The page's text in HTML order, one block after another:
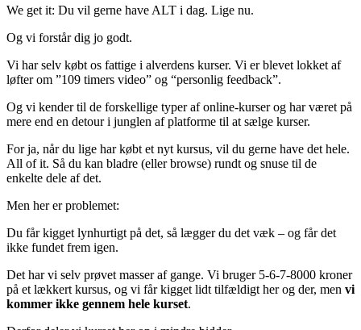
We get it: Du vil gerne have ALT i dag. Lige nu.
Og vi forstår dig jo godt.
Vi har selv købt os fattige i alverdens kurser. Vi er blevet lokket af
løfter om ”109 timers video” og “personlig feedback”.
Og vi kender til de forskellige typer af online-kurser og har været på
mere end en detour i junglen af platforme til at sælge kurser.
For ja, når du lige har købt et nyt kursus, vil du gerne have det hele.
All of it. Så du kan bladre (eller browse) rundt og snuse til de
enkelte dele af det.
Men her er problemet:
Du får kigget lynhurtigt på det, så lægger du det væk – og får det
ikke fundet frem igen.
Det har vi selv prøvet masser af gange. Vi bruger 5-6-7-8000 kroner
på et lækkert kursus, og vi får kigget lidt tilfældigt her og der, men vi
kommer ikke gennem hele kurset.